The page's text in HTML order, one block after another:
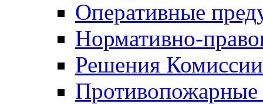
Оперативные
Нормативно-
Решения
Противопожарные